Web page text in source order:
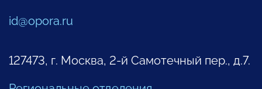
id@opora.ru
127473, г. Москва, 2-й Самотечный пер., д.7.